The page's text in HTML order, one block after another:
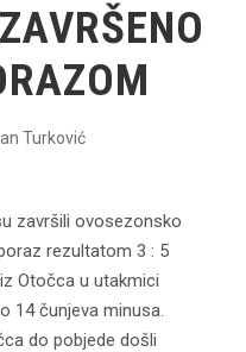
Turković
završili ovosezonsko
rezultatom 3 : 5
Otočca u utakmici
14 čunjeva minusa.
do pobjede došli